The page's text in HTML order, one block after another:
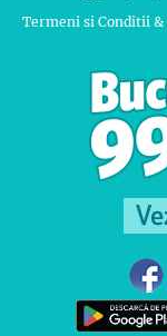
Termeni si Conditii &